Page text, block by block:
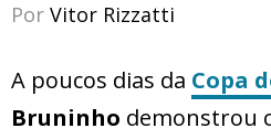
Por Vitor Rizzatti
A poucos dias da Copa
Bruninho demonstrou